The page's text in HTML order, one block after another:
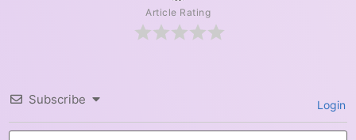
Article Rating
Subscribe Login